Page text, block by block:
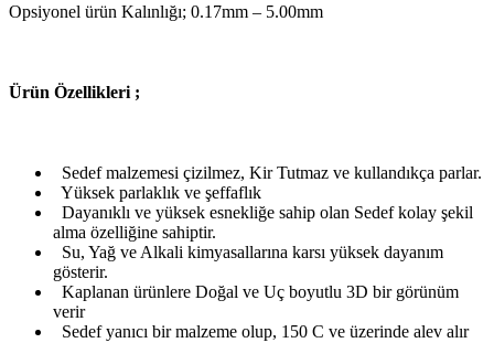
Opsiyonel ürün Kalınlığı; 0.17mm – 5.00mm
Ürün Özellikleri ;
Sedef malzemesi çizilmez, Kir Tutmaz ve kullandıkça parlar.
Yüksek parlaklık ve şeffaflık
Dayanıklı ve yüksek esnekliğe sahip olan Sedef kolay şekil
alma özelliğine sahiptir.
Su, Yağ ve Alkali kimyasallarına karsı yüksek dayanım
gösterir.
Kaplanan ürünlere Doğal ve Uç boyutlu 3D bir görünüm
verir
Sedef yanıcı bir malzeme olup, 150 C ve üzerinde alev alır